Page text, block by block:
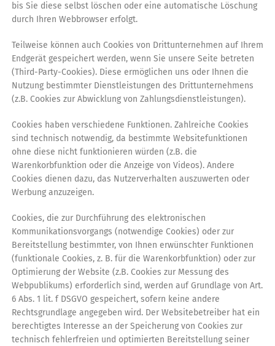
bis Sie diese selbst löschen oder eine automatische Löschung
durch Ihren Webbrowser erfolgt.
Teilweise können auch Cookies von Drittunternehmen auf Ihrem
Endgerät gespeichert werden, wenn Sie unsere Seite betreten
(Third-Party-Cookies). Diese ermöglichen uns oder Ihnen die
Nutzung bestimmter Dienstleistungen des Drittunternehmens
(z.B. Cookies zur Abwicklung von Zahlungsdienstleistungen).
Cookies haben verschiedene Funktionen. Zahlreiche Cookies
sind technisch notwendig, da bestimmte Websitefunktionen
ohne diese nicht funktionieren würden (z.B. die
Warenkorbfunktion oder die Anzeige von Videos). Andere
Cookies dienen dazu, das Nutzerverhalten auszuwerten oder
Werbung anzuzeigen.
Cookies, die zur Durchführung des elektronischen
Kommunikationsvorgangs (notwendige Cookies) oder zur
Bereitstellung bestimmter, von Ihnen erwünschter Funktionen
(funktionale Cookies, z. B. für die Warenkorbfunktion) oder zur
Optimierung der Website (z.B. Cookies zur Messung des
Webpublikums) erforderlich sind, werden auf Grundlage von Art.
6 Abs. 1 lit. f DSGVO gespeichert, sofern keine andere
Rechtsgrundlage angegeben wird. Der Websitebetreiber hat ein
berechtigtes Interesse an der Speicherung von Cookies zur
technisch fehlerfreien und optimierten Bereitstellung seiner